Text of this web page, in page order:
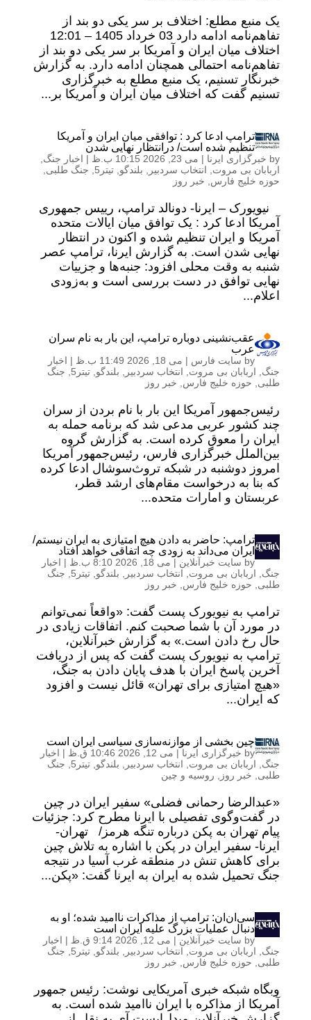
یک منبع مطلع: اختلاف بر سر یکی دو بند از
تفاهم‌نامه ادامه دارد 03 خرداد 1405 – 12:01
اختلاف میان ایران و آمریکا بر سر یکی دو بند از
تفاهم‌نامه احتمالی همچنان ادامه دارد. به گزارش
خبرنگار تسنیم، یک منبع مطلع به خبرگزاری
تسنیم گفت که اختلاف میان ایران و آمریکا بر...
ترامپ ادعا کرد : توافقی میان ایران و آمریکا
تنظیم شده است/ درانتظار نهایی شدن
by خبرگزاری ایرنا | می 23, 2026 10:15 ب.ظ | اخبار جنگ
اربابان بی مروت
انتخاب سردبیر بلندگو تیتر5 جنگ طلبی
حوزه خلیج فارس
خبر روز
نیویورک – ایرنا- دونالد ترامپ، رییس جمهوری
آمریکا ادعا کرد : یک توافق میان ایالات متحده
آمریکا و ایران تنظیم شده و اکنون در انتظار
نهایی شدن است. به گزارش ایرنا، ترامپ عصر
شنبه به وقت محلی افزود: جنبه‌ها و جزییات
نهایی توافق در دست بررسی است و به‌زودی
اعلام...
عقب‌نشینی دوباره ترامپ، این بار به نام سران
عرب
by سایت فارس | می 18, 2026 11:49 ب.ظ | اخبار
جنگ
اربابان بی مروت انتخاب سردبیر بلندگو تیتر5
جنگ
طلبی
حوزه خلیج فارس خبر روز
رئيس‌جمهور آمریکا این بار با نام بردن از سران
چند کشور عربی مدعی شد که برنامه حمله به
ایران را معوق کرده است. به گزارش گروه
بین‌الملل خبرگزاری فارس، رئیس‌جمهور آمریکا
امروز دوشنبه در شبکه تروث‌سوشال ادعا کرده
که بنا به درخواست مقام‌های ارشد قطر،
عربستان و امارات متحده...
ترامپ:‌ حاضر به دادن هیچ امتیازی به ایران نیستم/
ایران می‌داند به زودی چه اتفاقی خواهد افتاد
by سایت خبرآنلاین | می 18, 2026 8:10 ب.ظ | اخبار
جنگ
اربابان بی مروت انتخاب سردبیر بلندگو تیتر5
جنگ
طلبی
حوزه خلیج فارس خبر روز
ترامپ به نیویورک پست گفت: «واقعاً نمی‌توانم
در مورد آن با شما صحبت کنم. اتفاقات زیادی در
حال رخ دادن است.» به گزارش خبرآنلاین،
ترامپ به نیویورک پست گفت که پس از دریافت
آخرین پاسخ ایران با هدف پایان دادن به جنگ،
«هیچ امتیازی برای تهران» قائل نیست و افزود
که ایران...
چین بخشی از موازنه‌سازی سیاسی ایران است
by خبرگزاری ایرنا | می 12, 2026 10:46 ق.ظ | اخبار
جنگ
اربابان بی مروت انتخاب سردبیر بلندگو تیتر5
جنگ
طلبی
خبر روز روسیه و چین
«عبدالرضا رحمانی فضلی» سفیر ایران در چین
در گفت‌وگوی تفصیلی با ایرنا مطرح کرد: جزئیات
پیام تهران به پکن درباره تنگه هرمز/ تهران-
ایرنا- سفیر ایران در پکن با اشاره به تلاش چین
برای کاهش تنش در منطقه غرب آسیا در نتیجه
جنگ تحمیل شده به ایران به ایرنا گفت: «پکن...
سی‌ان‌ان: ترامپ از مذاکرات ناامید شده؛ او به
دنبال عملیات بزرگ علیه ایران است
by سایت خبرآنلاین | می 12, 2026 9:14 ق.ظ | اخبار
جنگ
اربابان بی مروت انتخاب سردبیر بلندگو تیتر5
جنگ
طلبی
حوزه خلیج فارس خبر روز
وبگاه شبکه خبری آمریکایی نوشت: رئیس جمهور
آمریکا از مذاکره با ایران ناامید شده است. به